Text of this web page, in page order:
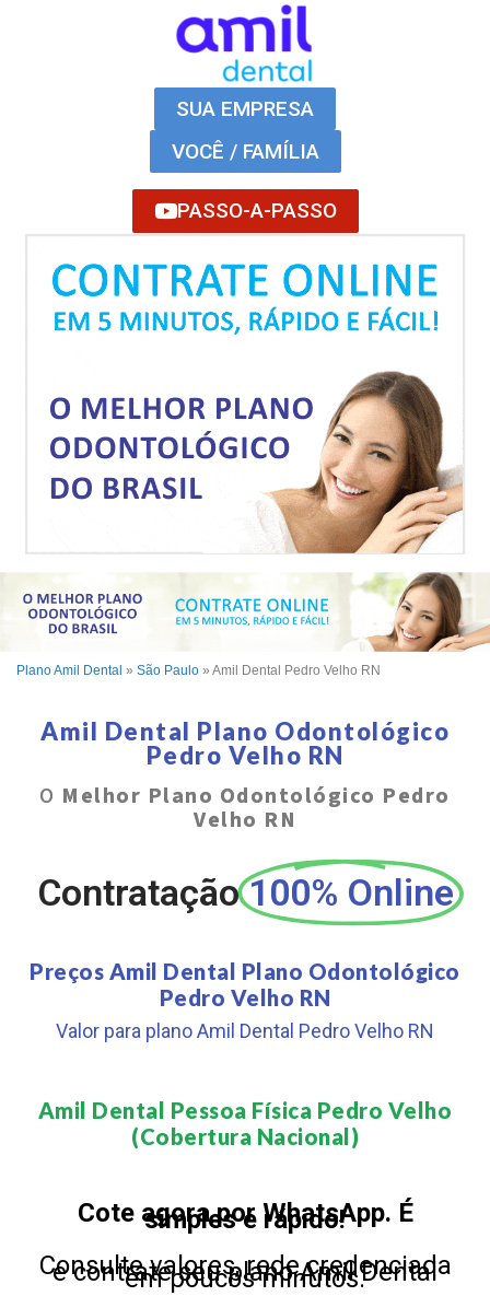
SUA EMPRESA
VOCÊ / FAMÍLIA
PASSO-A-PASSO
Plano Amil Dental » São Paulo » Amil Dental Pedro Velho RN
Amil Dental Plano Odontológico
Pedro Velho RN
O Melhor Plano Odontológico Pedro
Velho RN
Contratação 100% Online
Preços Amil Dental Plano Odontológico
Pedro Velho RN
Valor para plano Amil Dental Pedro Velho RN
Amil Dental Pessoa Física Pedro Velho
(Cobertura Nacional)​
Cote agora por WhatsApp. É
simples e rápido!
Consulte valores, rede credenciada
e contrate seu plano Amil Dental
em poucos minutos.